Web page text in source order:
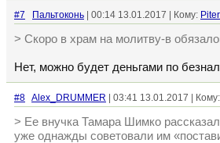
#7 Пальтоконь | 00:14 13.01.2017 | Кому: Piter
> Скоро в храм на молитву-в
Нет, можно будет деньгами по
#8 Alex_DRUMMER | 03:41 13.01.2017 |
> Ее внучка Тамара Шимко
уже однажды советовали им